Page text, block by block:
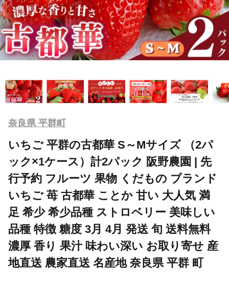
奈良県 平群町
いちご 平群の古都華 S～Mサイズ （2パ
ック×1ケース）計2パック 阪野農園 | 先
行予約 フルーツ 果物 くだもの ブランド
いちご 苺 古都華 ことか 甘い 大人気 満
足 希少 希少品種 ストロベリー 美味しい
品種 特徴 糖度 3月 4月 発送 旬 送料無料
濃厚 香り 果汁 味わい深い お取り寄せ 産
地直送 農家直送 名産地 奈良県 平群 町